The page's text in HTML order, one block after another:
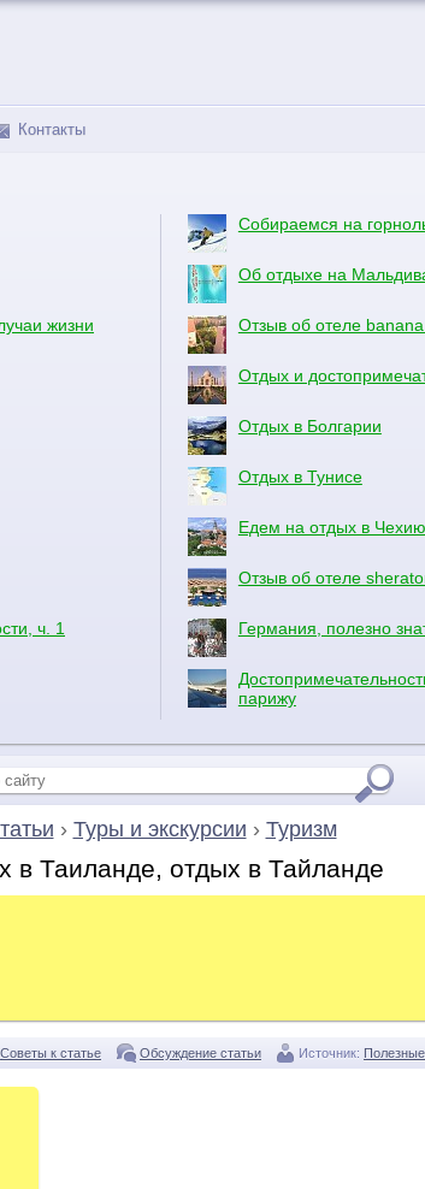
Контакты
жизни
ч. 1
Собираемся на
Об отдыхе на
Отзыв об отеле
Отдых и
Отдых в Болгарии
Отдых в Тунисе
Едем на отдых в Чехию
Отзыв об отеле
Германия, полезно
парижу
› Туры и экскурсии › Туризм
в Таиланде, отдых в Тайланде
Советы к статье Обсуждение статьи Источник: